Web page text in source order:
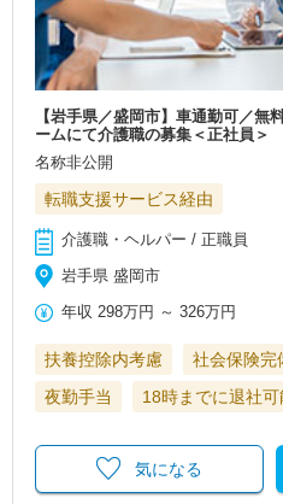
【岩手県／盛岡市】車通勤可／無
ームにて介護職の募集＜正社員＞
名称非公開
転職支援サービス経由
介護職・ヘルパー / 正職員
岩手県 盛岡市
年収 298万円 ～326万円
扶養控除内考慮 社会保険完
夜勤手当
18時までに退社可
気になる